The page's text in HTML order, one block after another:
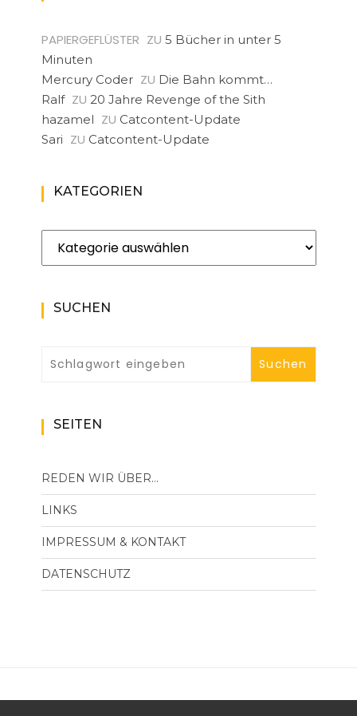
PAPIERGEFLÜSTER ZU 5 Bücher in unter 5
Minuten
Mercury Coder ZU Die Bahn kommt…
Ralf ZU 20 Jahre Revenge of the Sith
hazamel ZU Catcontent-Update
Sari ZU Catcontent-Update
KATEGORIEN
Kategorien
SUCHEN
SEITEN
REDEN WIR ÜBER…
LINKS
IMPRESSUM & KONTAKT
DATENSCHUTZ